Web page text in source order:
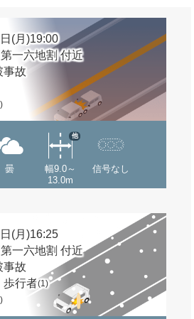
(月)19:00
一六地割 付近
事故
曇
幅9.0～
13.0m
他
信号なし
(月)16:25
一六地割 付近
事故
歩行者(1)